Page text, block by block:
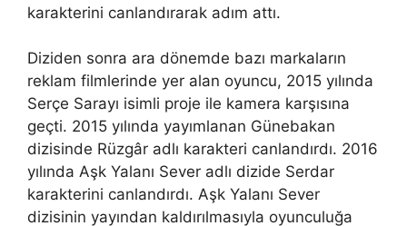
karakterini canlandırarak adım attı.
Diziden sonra ara dönemde bazı markaların
reklam filmlerinde yer alan oyuncu, 2015 yılında
Serçe Sarayı isimli proje ile kamera karşısına
geçti. 2015 yılında yayımlanan Günebakan
dizisinde Rüzgâr adlı karakteri canlandırdı. 2016
yılında Aşk Yalanı Sever adlı dizide Serdar
karakterini canlandırdı. Aşk Yalanı Sever
dizisinin yayından kaldırılmasıyla oyunculuğa